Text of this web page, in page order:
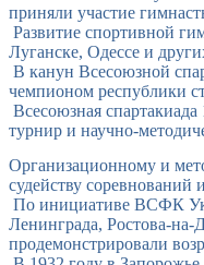
приняли участие
Развитие спортивной
Луганске, Одессе и
В канун Всесоюзной
чемпионом республики
Всесоюзная
турнир и научно-
Организационному и
судейству соревнований
По инициативе ВСФК
Ленинграда, Ростова-
продемонстрировали